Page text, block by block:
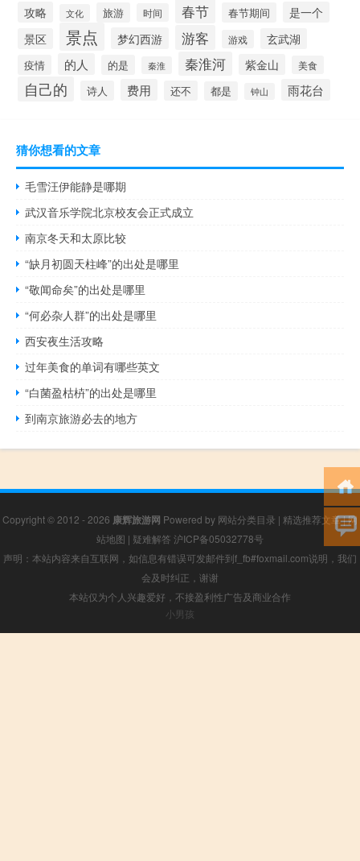
攻略 文化 旅游 时间 春节 春节期间
是一个
景区
景点 梦幻西游 游客 游戏 玄武湖
疫情 的人 的是 秦淮 秦淮河 紫金山 美食
自己的 诗人 费用 还不 都是 钟山 雨花台
猜你想看的文章
毛雪汪伊能静是哪期
武汉音乐学院北京校友会正式成立
南京冬天和太原比较
“缺月初圆天柱峰”的出处是哪里
“敬闻命矣”的出处是哪里
“何必杂人群”的出处是哪里
西安夜生活攻略
过年美食的单词有哪些英文
“白菌盈枯枿”的出处是哪里
到南京旅游必去的地方
Copyright © 2012 - 2026 康辉旅游网 Powered by 网站分类目录 | 精选推荐文章|网
站地图 | 疑难解答 沪ICP备05032778号
声明：本站内容来自互联网，如信息有错误可发邮件到f_fb#foxmail.com说明，我们
会及时纠正，谢谢
本站仅为个人兴趣爱好，不接盈利性广告及商业合作
小男孩